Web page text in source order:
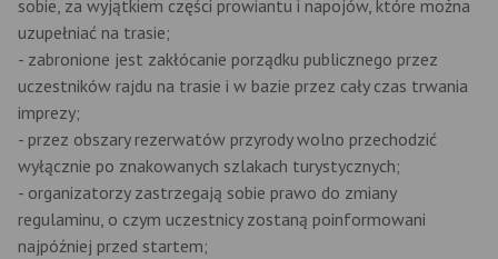
sobie, za wyjątkiem części prowiantu i napojów, które można
uzupełniać na trasie;
- zabronione jest zakłócanie porządku publicznego przez
uczestników rajdu na trasie i w bazie przez cały czas trwania
imprezy;
- przez obszary rezerwatów przyrody wolno przechodzić
wyłącznie po znakowanych szlakach turystycznych;
- organizatorzy zastrzegają sobie prawo do zmiany
regulaminu, o czym uczestnicy zostaną poinformowani
najpóźniej przed startem;